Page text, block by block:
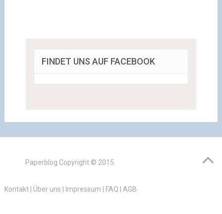
FINDET UNS AUF FACEBOOK
Paperblog Copyright © 2015.
Kontakt| Über uns Impressum FAQ AGB